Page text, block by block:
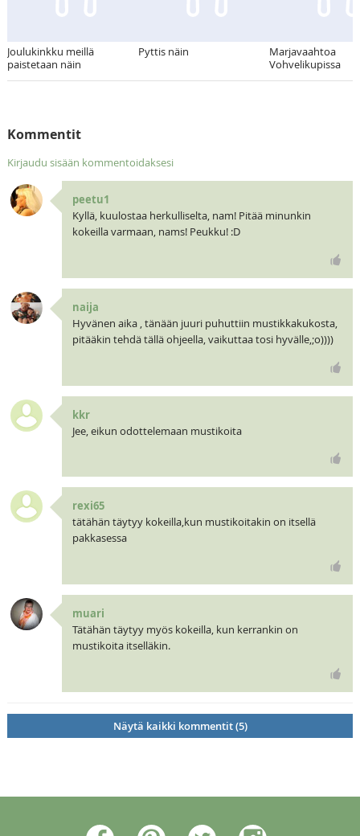
Joulukinkku meillä
paistetaan näin
Pyttis näin
Marjavaahtoa
Vohvelikupissa
Kommentit
Kirjaudu sisään kommentoidaksesi
peetu1
Kyllä, kuulostaa herkulliselta, nam! Pitää minunkin
kokeilla varmaan, nams! Peukku! :D
naija
Hyvänen aika , tänään juuri puhuttiin mustikkakukosta,
pitääkin tehdä tällä ohjeella, vaikuttaa tosi hyvälle,;o))))
kkr
Jee, eikun odottelemaan mustikoita
rexi65
tätähän täytyy kokeilla,kun mustikoitakin on itsellä
pakkasessa
muari
Tätähän täytyy myös kokeilla, kun kerrankin on
mustikoita itselläkin.
Näytä kaikki kommentit (5)